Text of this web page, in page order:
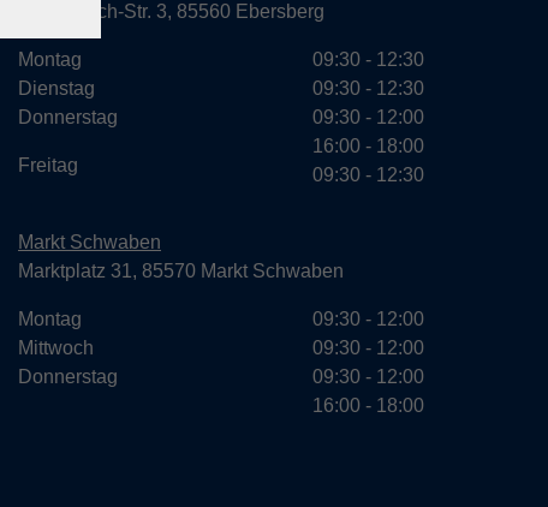
Dr.-Wintrich-Str. 3, 85560 Ebersberg
Montag
Dienstag
Donnerstag
Freitag
09:30 - 12:30
09:30 - 12:30
09:30 - 12:00
16:00 - 18:00
09:30 - 12:30
Markt Schwaben
Marktplatz 31, 85570 Markt Schwaben
Montag
Mittwoch
Donnerstag
09:30 - 12:00
09:30 - 12:00
09:30 - 12:00
16:00 - 18:00